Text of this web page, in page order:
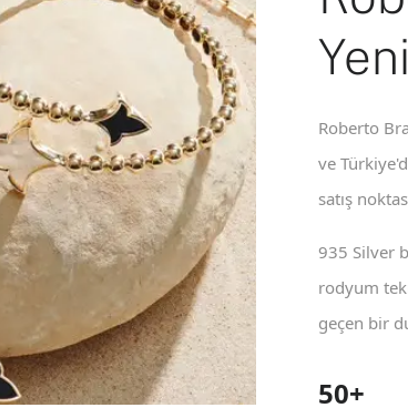
Roberto
ve
satış
935 Silver
rodyum
geçen bir
50+